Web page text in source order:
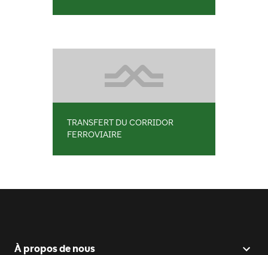
TRANSFERT DU CORRIDOR
FERROVIAIRE
À propos de nous